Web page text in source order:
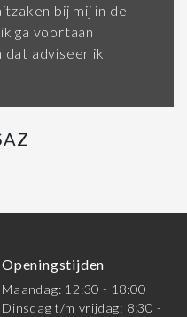
bij mij in de
ga voortaan
dat adviseer ik
Openingstijden
Maandag: 12:30 - 18:00
Dinsdag t/m vrijdag: 8:30 -